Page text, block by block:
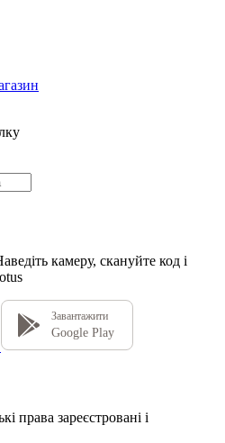
камеру, скануйте код і
Завантажити
Google Play
права зареєстровані і